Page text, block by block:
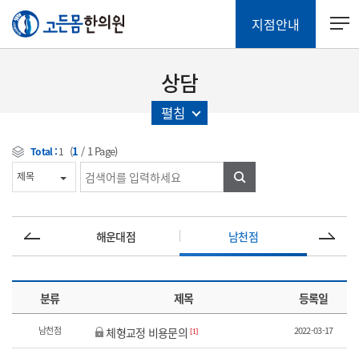
지점안내
상담
펼침
Total :1 (1 / 1Page)
해운대점 남천점
분류 제목 등록일
남천점 체형교정 비용문의 [1] 2022-03-17